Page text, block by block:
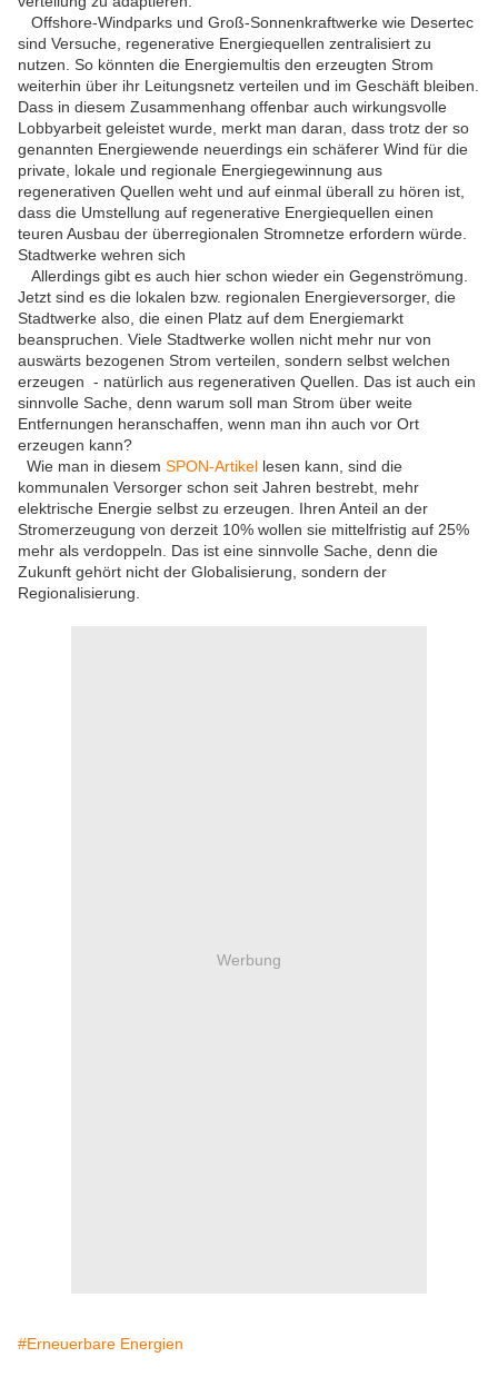
Offshore-Windparks und Groß-Sonnenkraftwerke wie Desertec
sind Versuche, regenerative Energiequellen zentralisiert zu
nutzen. So könnten die Energiemultis den erzeugten Strom
weiterhin über ihr Leitungsnetz verteilen und im Geschäft bleiben.
Dass in diesem Zusammenhang offenbar auch wirkungsvolle
Lobbyarbeit geleistet wurde, merkt man daran, dass trotz der so
genannten Energiewende neuerdings ein schäferer Wind für die
private, lokale und regionale Energiegewinnung aus
regenerativen Quellen weht und auf einmal überall zu hören ist,
dass die Umstellung auf regenerative Energiequellen einen
teuren Ausbau der überregionalen Stromnetze erfordern würde.
Stadtwerke wehren sich
Allerdings gibt es auch hier schon wieder ein Gegenströmung.
Jetzt sind es die lokalen bzw. regionalen Energieversorger, die
Stadtwerke also, die einen Platz auf dem Energiemarkt
beanspruchen. Viele Stadtwerke wollen nicht mehr nur von
auswärts bezogenen Strom verteilen, sondern selbst welchen
erzeugen - natürlich aus regenerativen Quellen. Das ist auch ein
sinnvolle Sache, denn warum soll man Strom über weite
Entfernungen heranschaffen, wenn man ihn auch vor Ort
erzeugen kann?
Wie man in diesem SPON-Artikel lesen kann, sind die
kommunalen Versorger schon seit Jahren bestrebt, mehr
elektrische Energie selbst zu erzeugen. Ihren Anteil an der
Stromerzeugung von derzeit 10% wollen sie mittelfristig auf 25%
mehr als verdoppeln. Das ist eine sinnvolle Sache, denn die
Zukunft gehört nicht der Globalisierung, sondern der
Regionalisierung.
Werbung
#Erneuerbare Energien